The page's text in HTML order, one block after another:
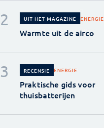
UIT HET MAGAZINE ENERGIE
Warmte uit de airco
RECENSIE ENERGIE
Praktische gids voor
thuisbatterijen